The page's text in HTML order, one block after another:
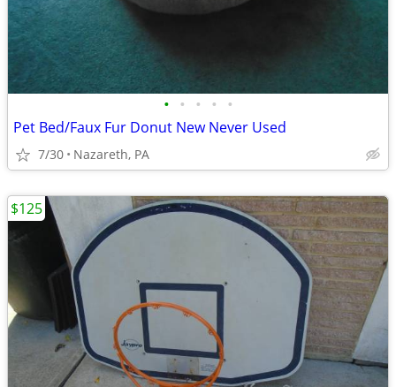
• • • • •
Pet Bed/Faux Fur Donut New Never Used
7/30 Nazareth, PA
$125